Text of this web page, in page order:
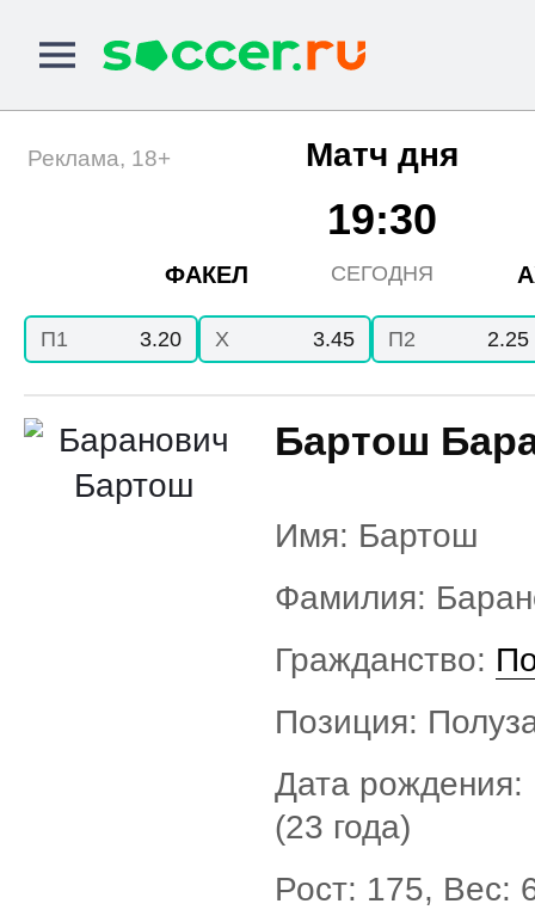
Матч дня
ФАКЕЛ
19:30
СЕГОДНЯ
Реклама, 18+
П1 3.20 X 3.45 П2 2.25
Бартош
Имя: Бартош
Фамилия:
Гражданство:
Позиция:
Дата рождения:
(23 года)
Рост: 175, Вес: